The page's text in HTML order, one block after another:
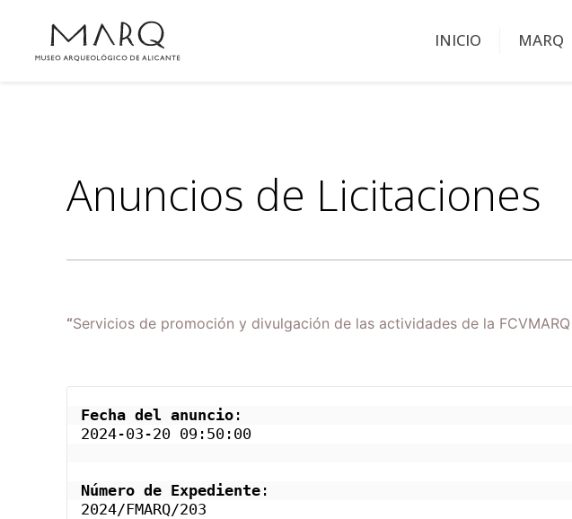
INICIO MARQ
Anuncios de Licitaciones
“Servicios de promoción y divulgación de las actividades de la
Fecha del anuncio :
2024-03-20 09:50:00
Número de Expediente :
2024/FMARQ/203